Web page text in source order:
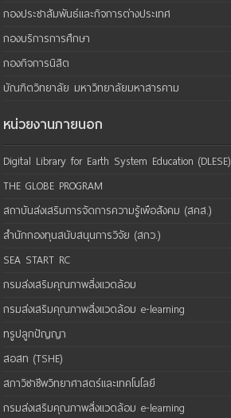
กองประชาสัมพันธ์และกิจการต่างประเทศ
กองบริการการศึกษา
กองกิจการนิสิต
บัณฑิตวิทยาลัย มหาวิทยาลัยมหาสารคาม
หน่วยงานภายนอก
Digital Library for Earth System Education (DLESE)
THE GLOBE PROGRAM
สถาบันส่งเสริมการจัดการความรู้เพือสังคม (สคส.)
สำนักกองทุนสนับสนุนการวิจัย (สกว.)
SEA START RC
กรมส่งเสริมคุณภาพสิ่งแวดล้อม
กรมส่งเสริมคุณภาพสิ่งแวดล้อม e-learning
ทรูปลูกปัญญา
สอสท (TSHE)
สภาวิชาชีพวิทยาศาสตร์และเทคโนโลยี
กรมส่งเสริมคุณภาพสิ่งแวดล้อม e-learning